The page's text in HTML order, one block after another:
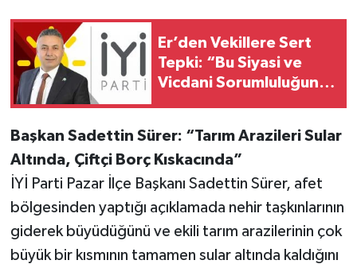
Er’den Vekillere Sert
Tepki: “Bu Siyasi ve
Vicdani Sorumluluğun
Başkan Sadettin Sürer: “Tarım Arazileri Sular
Altında, Çiftçi Borç Kıskacında”
İYİ Parti Pazar İlçe Başkanı Sadettin Sürer, afet
bölgesinden yaptığı açıklamada nehir taşkınlarının
giderek büyüdüğünü ve ekili tarım arazilerinin çok
büyük bir kısmının tamamen sular altında kaldığını